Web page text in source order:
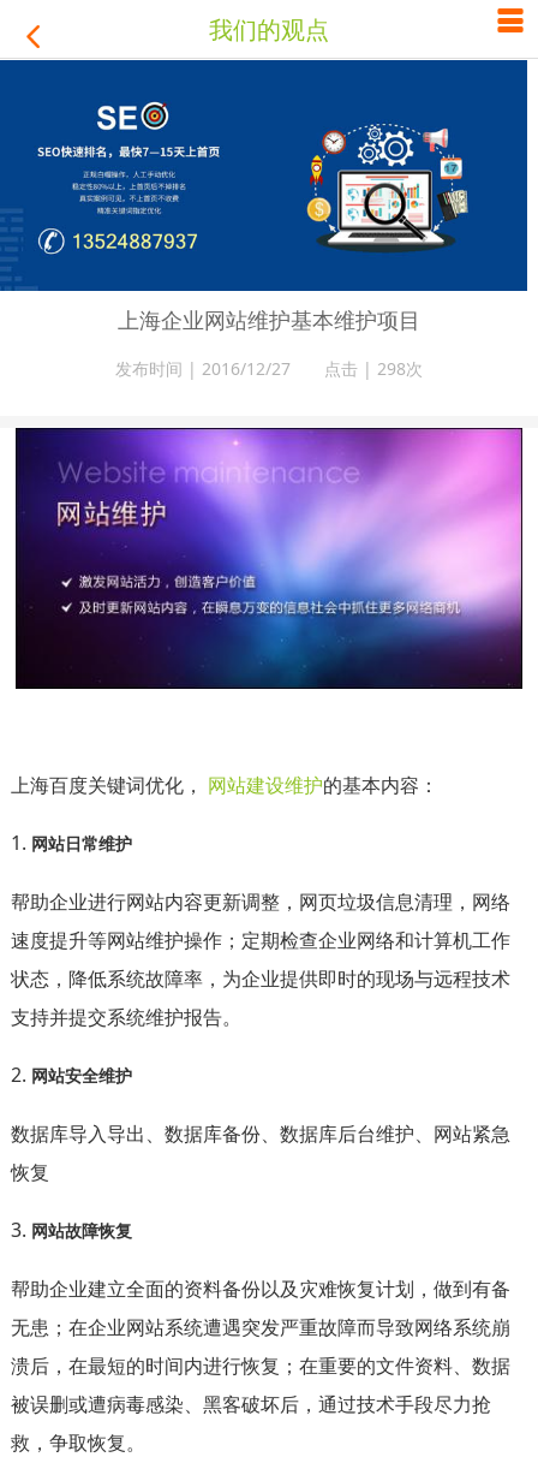
 我们的观点 
上海企业网站维护基本维护项目
发布时间 | 2016/12/27 点击 | 298次
上海百度关键词优化， 网站建设维护的基本内容：
1. 网站日常维护
帮助企业进行网站内容更新调整，网页垃圾信息清理，网络
速度提升等网站维护操作；定期检查企业网络和计算机工作
状态，降低系统故障率，为企业提供即时的现场与远程技术
支持并提交系统维护报告。
2. 网站安全维护
数据库导入导出、数据库备份、数据库后台维护、网站紧急
恢复
3. 网站故障恢复
帮助企业建立全面的资料备份以及灾难恢复计划，做到有备
无患；在企业网站系统遭遇突发严重故障而导致网络系统崩
溃后，在最短的时间内进行恢复；在重要的文件资料、数据
被误删或遭病毒感染、 黑客破坏后，通过技术手段尽力抢
救，争取恢复。